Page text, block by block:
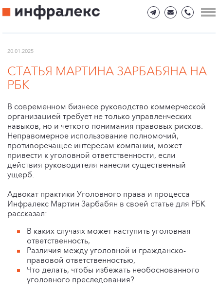
20.01.2025
СТАТЬЯ МАРТИНА ЗАРБАБЯНА НА
РБК
В современном бизнесе руководство коммерческой
организацией требует не только управленческих
навыков, но и четкого понимания правовых рисков.
Неправомерное использование полномочий,
противоречащее интересам компании, может
привести к уголовной ответственности, если
действия руководителя нанесли существенный
ущерб.
Адвокат практики Уголовного права и процесса
Инфралекс Мартин Зарбабян в своей статье для РБК
рассказал:
В каких случаях может наступить уголовная
ответственность,
Различия между уголовной и гражданско-
правовой ответственностью,
Что делать, чтобы избежать необоснованного
уголовного преследования?